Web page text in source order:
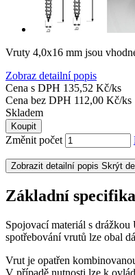
Vruty 4,0x16 mm jsou
Zobraz detailní popis
Cena s DPH 135,52 Kč/ks
Cena bez DPH 112,00 Kč/ks
Skladem
Koupit
Změnit počet
Zobrazit detailní popis Skrýt
Základní
Spojovací materiál s
spotřebování vrutů lze obal
Vrut je opatřen
V případě nutnosti lze k